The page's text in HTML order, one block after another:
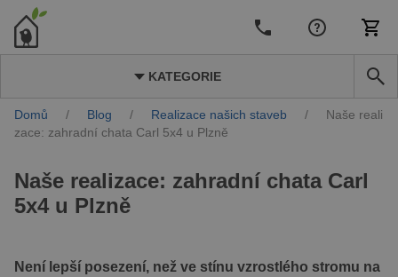
KATEGORIE
Domů / Blog / Realizace našich staveb /
Naše reali
zace: zahradní chata Carl 5x4 u Plzně
Naše realizace: zahradní chata Carl
5x4 u Plzně
Není lepší posezení, než ve stínu vzrostlého stromu na